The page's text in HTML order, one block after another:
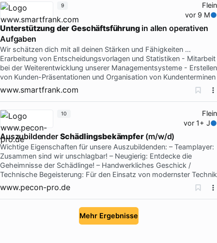
Flein
vor 9 M
Unterstützung der Geschäftsführungin allen operativen
Aufgaben
Wir schätzen dich mit all deinen Stärken und Fähigkeiten …
Erarbeitung von Entscheidungsvorlagen und Statistiken - Mitarbeit
bei der Weiterentwicklung unserer Managementsysteme - Erstellen
von Kunden-Präsentationen und Organisation von Kundenterminen
www.smartfrank.com
9
Flein
vor 1+ J
Auszubildender Schädlingsbekämpfer(m/w/d)
Wichtige Eigenschaften für unsere Auszubildenden: – Teamplayer:
Zusammen sind wir unschlagbar! – Neugierig: Entdecke die
Geheimnisse der Schädlinge! – Handwerkliches Geschick /
Technische Begeisterung: Für den Einsatz von modernster Technik
www.pecon-pro.de
10
Mehr Ergebnisse